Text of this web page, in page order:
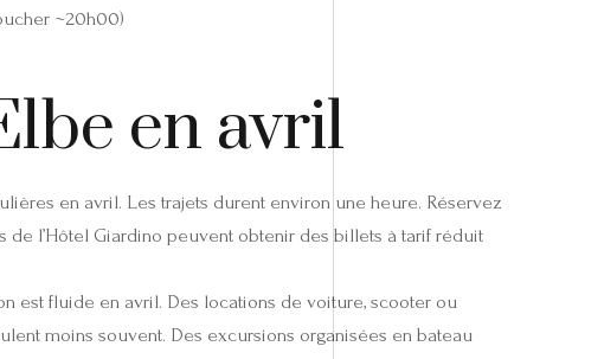
~20h00)
en avril
en avril. Les trajets durent environ une heure. Réservez
l’Hôtel Giardino peuvent obtenir des billets à tarif réduit
est fluide en avril. Des locations de voiture, scooter ou
moins souvent. Des excursions organisées en bateau